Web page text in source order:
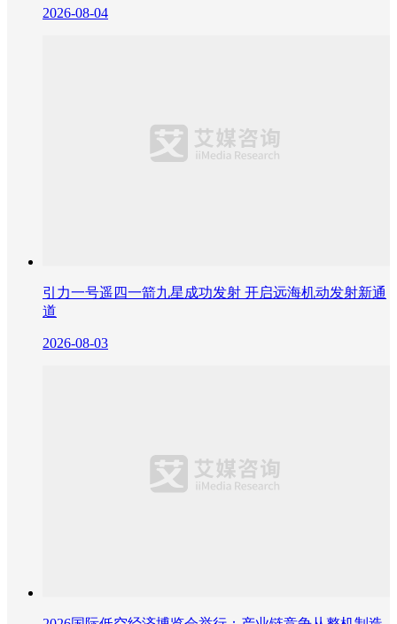
2026-08-04
引力一号遥四一箭九星成功发射 开启远海机动发射新通
道
2026-08-03